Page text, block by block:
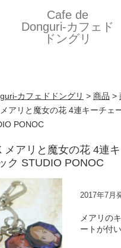
Cafe de
Donguri- カフェド
ドングリ
カフェドドングリ > 商品 >
アリと魔女の花 4連キーチェ
PONOC
メアリと魔女の花 4連
ク STUDIO PONOC
2017年7月
メアリの
ートが付